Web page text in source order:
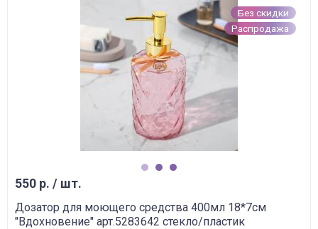
Без скидки
Распродажа
550 р. / шт.
Дозатор для моющего средства 400мл 18*7см
"Вдохновение" арт.5283642 стекло/пластик